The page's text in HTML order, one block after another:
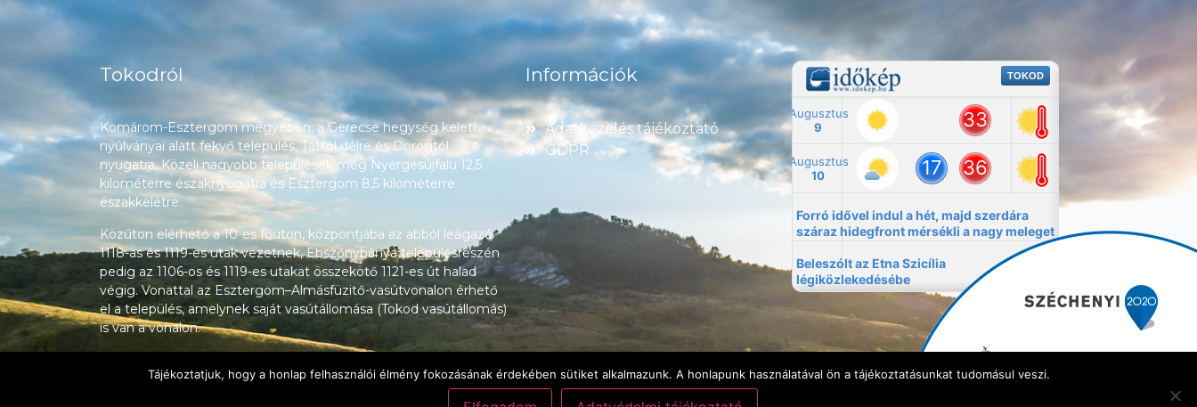
Tokodról
Komárom-Esztergom megyében, a Gerecse hegység keleti
nyúlványai alatt fekvő település, Táttól délre és Dorogtól
nyugatra. Közeli nagyobb települések még Nyergesújfalu 12,5
kilométerre északnyugatra és Esztergom 8,5 kilométerre
északkeletre.
Közúton elérhető a 10-es főúton, központjába az abból leágazó
1118-as és 1119-es utak vezetnek, Ebszőnybánya településrészén
pedig az 1106-os és 1119-es utakat összekötő 1121-es út halad
végig. Vonattal az Esztergom–Almásfüzitő-vasútvonalon érhető
el a település, amelynek saját vasútállomása (Tokod vasútállomás)
is van a vonalon.
Információk
Adatkezelés tájékoztató
GDPR
Tájékoztatjuk, hogy a honlap felhasználói élmény fokozásának érdekében sütiket alkalmazunk. A honlapunk használatával ön a tájékoztatásunkat tudomásul veszi.